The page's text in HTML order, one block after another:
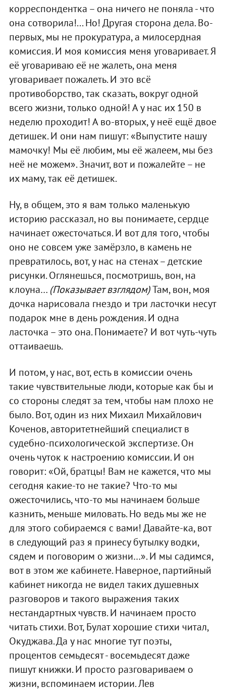
корреспондентка – она ничего не поняла - что
она сотворила!... Но! Другая сторона дела. Во-
первых, мы не прокуратура, а милосердная
комиссия. И моя комиссия меня уговаривает. Я
её уговариваю её не жалеть, она меня
уговаривает пожалеть. И это всё
противоборство, так сказать, вокруг одной
всего жизни, только одной! А у нас их 150 в
неделю проходит! А во-вторых, у неё ещё двое
детишек. И они нам пишут: «Выпустите нашу
мамочку! Мы её любим, мы её жалеем, мы без
неё не можем». Значит, вот и пожалейте – не
их маму, так её детишек.
Ну, в общем, это я вам только маленькую
историю рассказал, но вы понимаете, сердце
начинает ожесточаться. И вот для того, чтобы
оно не совсем уже замёрзло, в камень не
превратилось, вот, у нас на стенах – детские
рисунки. Оглянешься, посмотришь, вон, на
клоуна… (Показывает взглядом)Там, вон, моя
дочка нарисовала гнездо и три ласточки несут
подарок мне в день рождения. И одна
ласточка – это она. Понимаете? И вот чуть-чуть
оттаиваешь.
И потом, у нас, вот, есть в комиссии очень
такие чувствительные люди, которые как бы и
со стороны следят за тем, чтобы нам плохо не
было. Вот, один из них Михаил Михайлович
Коченов, авторитетнейший специалист в
судебно-психологической экспертизе. Он
очень чуток к настроению комиссии. И он
говорит: «Ой, братцы! Вам не кажется, что мы
сегодня какие-то не такие? Что-то мы
ожесточились, что-то мы начинаем больше
казнить, меньше миловать. Но ведь мы же не
для этого собираемся с вами! Давайте-ка, вот
в следующий раз я принесу бутылку водки,
сядем и поговорим о жизни…». И мы садимся,
вот в этом же кабинете. Наверное, партийный
кабинет никогда не видел таких душевных
разговоров и такого выражения таких
нестандартных чувств. И начинаем просто
читать стихи. Вот, Булат хорошие стихи читал,
Окуджава. Да у нас многие тут поэты,
процентов семьдесят - восемьдесят даже
пишут книжки. И просто разговариваем о
жизни, вспоминаем истории. Лев